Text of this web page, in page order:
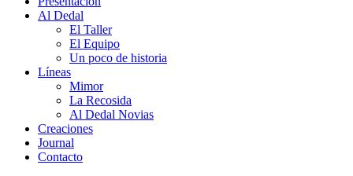
Al Dedal
El Taller
El Equipo
Un poco de historia
Líneas
Mimor
La Recosida
Al Dedal Novias
Creaciones
Journal
Contacto